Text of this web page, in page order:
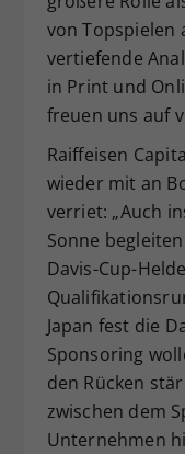
von Topspielen
vertiefende
in Print und
freuen uns auf
Raiffeisen
wieder mit an
verriet: „Auch
Sonne
Davis-Cup-
Japan fest die
Sponsoring
den Rücken
zwischen dem
Unternehmen